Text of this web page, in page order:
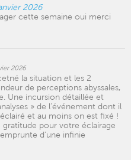
2026
cette semaine oui merci
2026
la situation et les 2
de perceptions abyssales,
Une incursion détaillée et
» de l’événement dont il
et au moins on est fixé !
pour votre éclairage
d’une infinie